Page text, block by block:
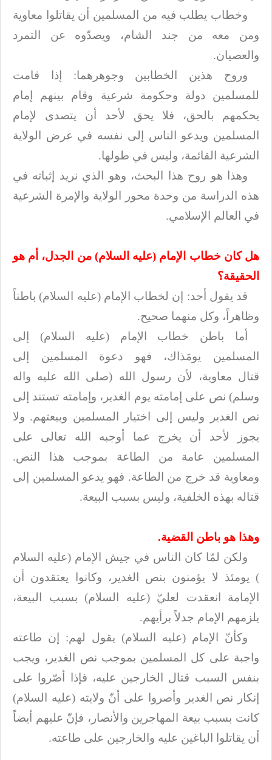
وخطاب يطلب فيه من المسلمين أن يقاتلوا معاوية
ومن معه من جند الشام، ويصدّوه عن
التمرد
والعصيان.
وروح هذين الخطابين وجوهرهما: إذا قامت
للمسلمين دولة وحكومة شرعية وقام بينهم
إمام
يحكمهم بالحق، فلا يحق لأحد أن يتصدى لإمام
المسلمين ويدعو الناس إلى نفسه في عرض الولاية
الشرعية القائمة، وليس في طولها.
وهذا هو روح هذا البحث، وهو الذي نريد إثباته في
هذه الدراسة من وحدة محور
الولاية والإمرة الشرعية
في العالم الإسلامي.
هل كان خطاب الإمام (عليه السلام) من الجدل، أم هو
الحقيقة؟
قد يقول أحد: إن لخطاب الإمام (عليه السلام) باطناً
وظاهراً، وكل منهما صحيح.
أما باطن خطاب الإمام (عليه السلام) إلى
المسلمين يومَذاك، فهو دعوة المسلمين إلى
قتال معاوية، لأن رسول الله (صلى الله عليه واله
وسلم) نص على إمامته يوم الغدير، وإمامته تستند إلى
نص الغدير وليس إلى اختيار المسلمين وبيعتهم. ولا
يجوز لأحد أن يخرج عما أوجبه الله
تعالى على
المسلمين عامة من الطاعة بموجب هذا النص.
ومعاوية قد خرج من الطاعة. فهو يدعو المسلمين إلى
قتاله بهذه الخلفية، وليس بسبب البيعة.
وهذا هو باطن القضية.
ولكن لمّا كان الناس في جيش الإمام (عليه السلام
) يومئذ لا يؤمنون بنص الغدير، وكانوا
يعتقدون أن
الإمامة انعقدت لعليّ (عليه السلام) بسبب البيعة،
يلزمهم الإمام جدلاً برأيهم.
وكأنّ الإمام (عليه السلام) يقول لهم: إن طاعته
واجبة على كل المسلمين بموجب نص الغدير، ويجب
بنفس السبب قتال الخارجين عليه، فإذا أصّروا على
إنكار نص الغدير وأصروا على أنّ ولايته (عليه السلام)
كانت بسبب بيعة المهاجرين والأنصار، فإنّ عليهم أيضاً
أن يقاتلوا الباغين عليه والخارجين على طاعته.